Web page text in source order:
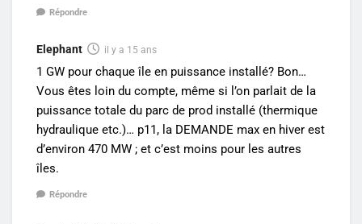
Répondre
Elephant il y a 15 ans
1 GW pour chaque île en puissance installé? Bon…
Vous êtes loin du compte, même si l’on parlait de la
puissance totale du parc de prod installé (thermique
hydraulique etc.)… p11, la DEMANDE max en hiver est
d’environ 470 MW ; et c’est moins pour les autres
îles.
Répondre